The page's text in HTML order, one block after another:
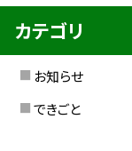
カテゴリ
お知らせ
できごと